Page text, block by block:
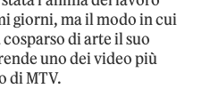
giorni, ma il modo in cui
di arte il suo
uno dei video più
di MTV.